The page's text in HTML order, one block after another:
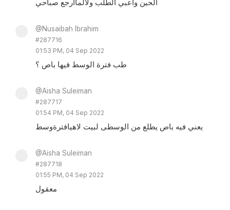
الحين واعبي الطلب ولالماارجع صباحي
@Nusaibah Ibrahim
#287716
01:53 PM, 04 Sep 2022
طب فترة الوسط فيها باص ؟
@Aisha Suleiman
#287717
01:54 PM, 04 Sep 2022
يعني فيه باص يطلع من الوسطى لبيت لاهيافترةوسط
@Aisha Suleiman
#287718
01:55 PM, 04 Sep 2022
معقول